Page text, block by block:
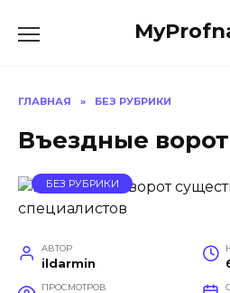
ГЛАВНАЯ » БЕЗ РУБРИКИ
Въездные
БЕЗ РУБРИКИ
АВТОР
ildarmin
ПРОСМОТРОВ